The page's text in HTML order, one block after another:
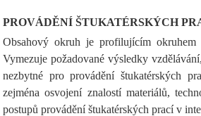
PROVÁDĚNÍ ŠTUKATÉRSKÝCH
Obsahový okruh je profilujícím okruhem
Vymezuje požadované výsledky
nezbytné pro provádění štukatérských
zejména osvojení znalostí materiálů,
postupů provádění štukatérských prací v